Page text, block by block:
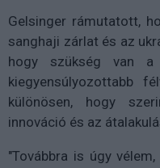
Gelsinger rámutatott,
sanghaji zárlat és az
hogy szükség van a
kiegyensúlyozottabb
különösen, hogy
innováció és az
"Továbbra is úgy